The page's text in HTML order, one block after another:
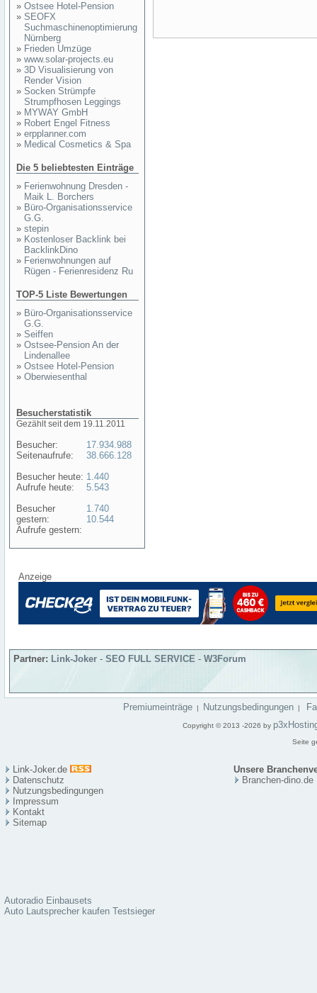
» Ostsee Hotel-Pension
» SEOFX
Suchmaschinenoptimierung
Nürnberg
» Frieden Umzüge
» www.solar-projects.eu
» 3D Visualisierung von
Render Vision
» Socken Strümpfe
Strumpfhosen Leggings
» MYWAY GmbH
» Robert Engel Fitness
» erpplanner.com
» Medical Cosmetics & Spa
Die 5 beliebtesten Einträge
» Ferienwohnung Dresden -
Maik L. Borchers
» Büro-Organisationsservice
G.G.
» stepin
» Kostenloser Backlink bei
BacklinkDino
» Ferienwohnungen auf
Rügen - Ferienresidenz Ru
TOP-5 Liste Bewertungen
» Büro-Organisationsservice
G.G.
» Seiffen
» Ostsee-Pension An der
Lindenallee
» Ostsee Hotel-Pension
» Oberwiesenthal
Besucherstatistik
Gezählt seit dem 19.11.2011
Besucher:
Seitenaufrufe:
Besucher heute:
Aufrufe heute:
Besucher
gestern:
Aufrufe gestern:
17.934.988
38.666.128
1.440
5.543
1.740
10.544
Anzeige
Partner: Link-Joker - SEO FULL SERVICE - W3Forum
Premiumeinträge | Nutzungsbedingungen |
Copyright © 2013 -2026 by
Seite
Link-Joker.de
Unsere
Datenschutz
Nutzungsbedingungen
Impressum
Kontakt
Sitemap
Branchen-dino.de
Autoradio Einbausets
Auto Lautsprecher kaufen Testsieger